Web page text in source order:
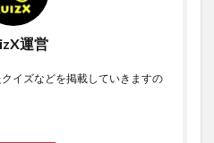
運営
イズなどを掲載していきますの